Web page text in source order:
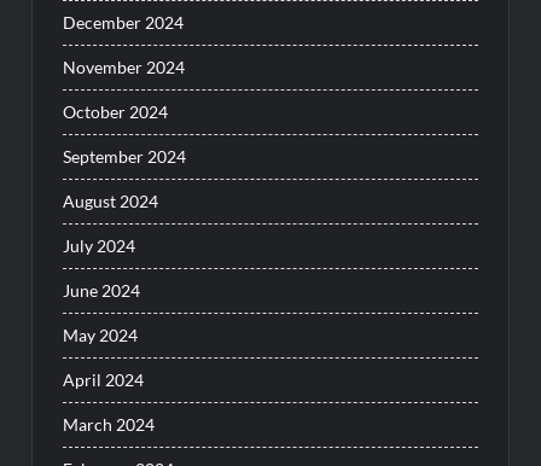
December 2024
November 2024
October 2024
September 2024
August 2024
July 2024
June 2024
May 2024
April 2024
March 2024